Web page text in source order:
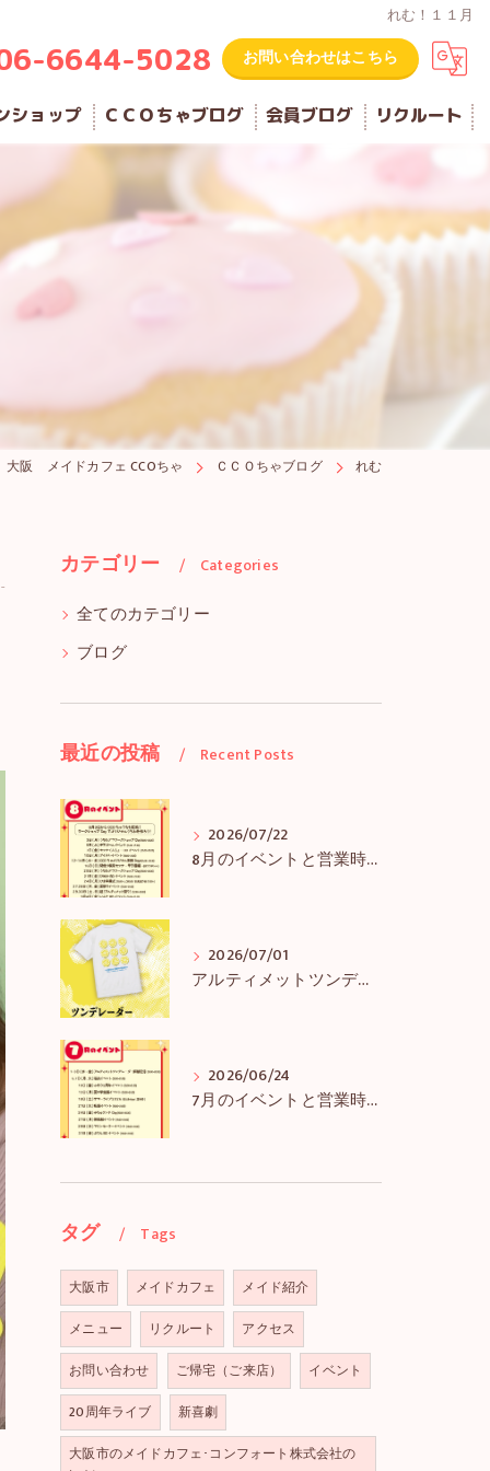
れむ！１１月
6644-5028 お問い合わせはこちら
ショップ ＣＣＯちゃブログ 会員ブログ リクルート
大阪 メイドカフェ CCOちゃ ＣＣＯちゃブログ れむ
カテゴリー Categories
全てのカテゴリー
ブログ
最近の投稿 Recent Posts
2026/07/22
8月のイベントと営業時間のお知らせ
2026/07/01
アルティメットツンデレーダー解禁＆アルツンBIGTEE販売のお知らせ
2026/06/24
7月のイベントと営業時間のお知らせ
タグ Tags
大阪市 メイドカフェ
メイド紹介
メニュー
リクルート
アクセス
お問い合わせ
ご帰宅（ご来店）
イベント
20周年ライブ
新喜劇
大阪市のメイドカフェ･コンフォート株式会社の